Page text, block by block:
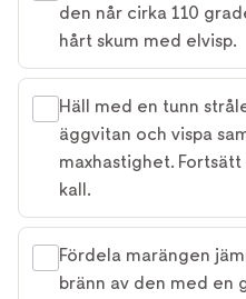
den når cirka 110
hårt skum med elvisp.
Häll med en tunn
äggvitan och vispa
maxhastighet.
kall.
Fördela marängen
bränn av den med en